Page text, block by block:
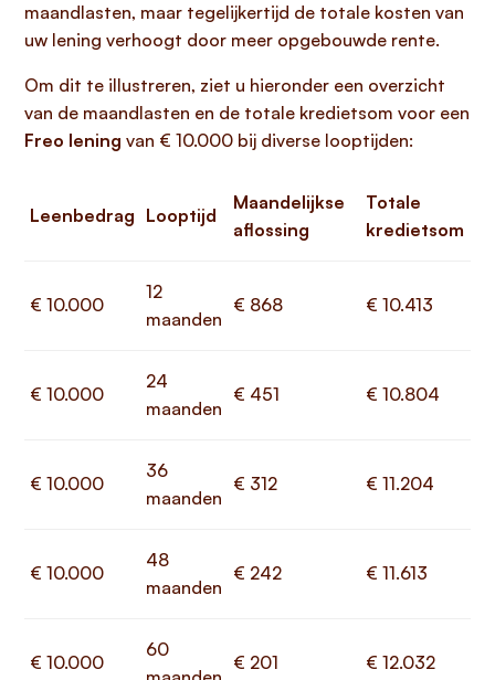
maandlasten, maar tegelijkertijd de totale kosten van
uw lening verhoogt door meer opgebouwde rente.
Om dit te illustreren, ziet u hieronder een overzicht
van de maandlasten en de totale kredietsom voor een
Freo lening van € 10.000 bij diverse looptijden:
Leenbedrag Looptijd
Maandelijkse
aflossing
Totale
kredietsom
€ 10.000
12
maanden
€ 868 € 10.413
€ 10.000
24
maanden
€ 451 € 10.804
€ 10.000
36
maanden
€ 312 € 11.204
€ 10.000
48
maanden
€ 242 € 11.613
€ 10.000
60
€ 201 € 12.032